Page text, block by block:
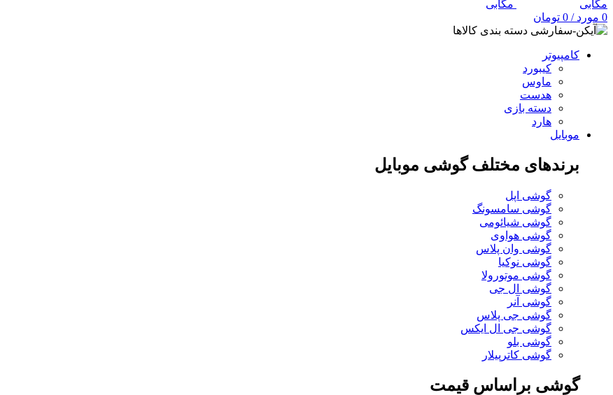
0 مورد/
0 تومان
دسته بندی کالاها
کامپیوتر
کیبورد
ماوس
هدست
دسته بازی
هارد
موبایل
برندهای مختلف گوشی موبایل
گوشی اپل
گوشی سامسونگ
گوشی شیائومی
گوشی هواوی
گوشی وان پلاس
گوشی نوکیا
گوشی موتورولا
گوشی ال جی
گوشی آنر
گوشی جی پلاس
گوشی جی ال ایکس
گوشی بلو
گوشی کاترپیلار
گوشی براساس قیمت